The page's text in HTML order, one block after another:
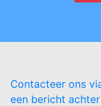
Contacteer ons
een bericht